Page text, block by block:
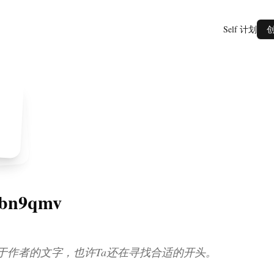
Self 计划
作者的文字，也许Ta还在寻找合适的开头。